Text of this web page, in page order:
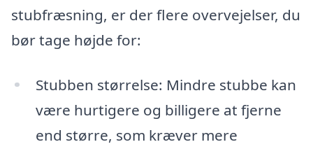
stubfræsning, er der flere overvejelser, du
bør tage højde for:
Stubben størrelse: Mindre stubbe kan
være hurtigere og billigere at fjerne
end større, som kræver mere